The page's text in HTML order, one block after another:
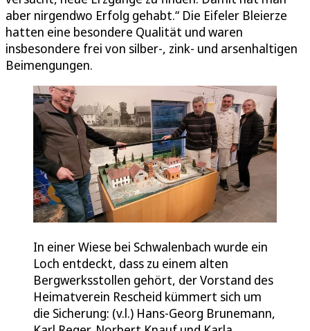
aber nirgendwo Erfolg gehabt.“ Die Eifeler Bleierze
hatten eine besondere Qualität und waren
insbesondere frei von silber-, zink- und arsenhaltigen
Beimengungen.
In einer Wiese bei Schwalenbach wurde ein
Loch entdeckt, dass zu einem alten
Bergwerksstollen gehört, der Vorstand des
Heimatverein Rescheid kümmert sich um
die Sicherung: (v.l.) Hans-Georg Brunemann,